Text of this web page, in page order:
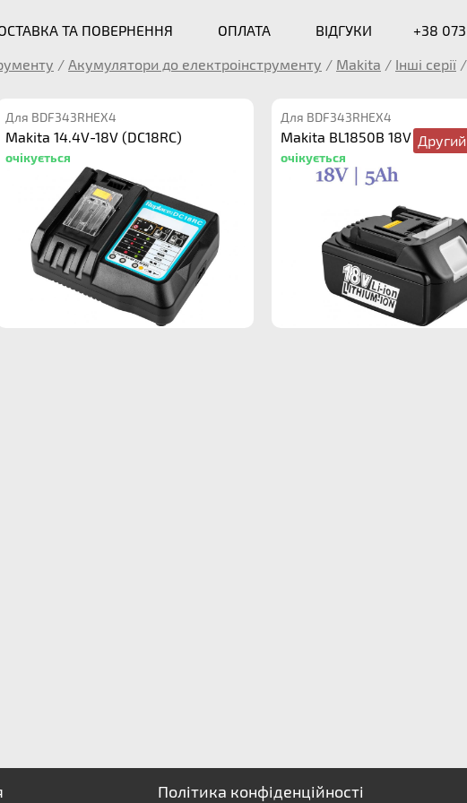
ТА ПОВЕРНЕННЯ ОПЛАТА ВІДГУКИ +38
/ Акумулятори до електроінструменту / Makita / Інші серії /
Для BDF343RHEX4
Makita 14.4V-18V (DC18RC)
очікується
Для BDF343RHEX4
Makita BL1850B 18V 5.0Ah
очікується
Політика конфіденційності